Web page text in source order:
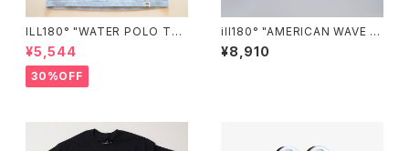
ILL180° "WATER POLO TE
E"
¥5,544
30%OFF
ill180° "AMERICAN WAVE T
EE"
¥8,910